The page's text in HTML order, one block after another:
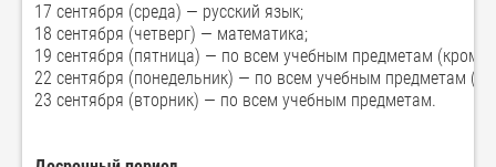
17 сентября (среда) — русский язык;
18 сентября (четверг) — математика;
19 сентября (пятница) — по всем учебным предметам (кроме
22 сентября (понедельник) — по всем учебным предметам
23 сентября (вторник) — по всем учебным предметам.